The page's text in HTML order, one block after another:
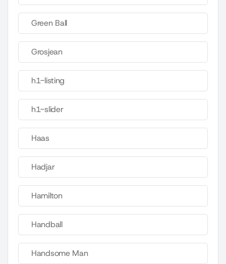
Green Ball
Grosjean
h1-listing
h1-slider
Haas
Hadjar
Hamilton
Handball
Handsome Man